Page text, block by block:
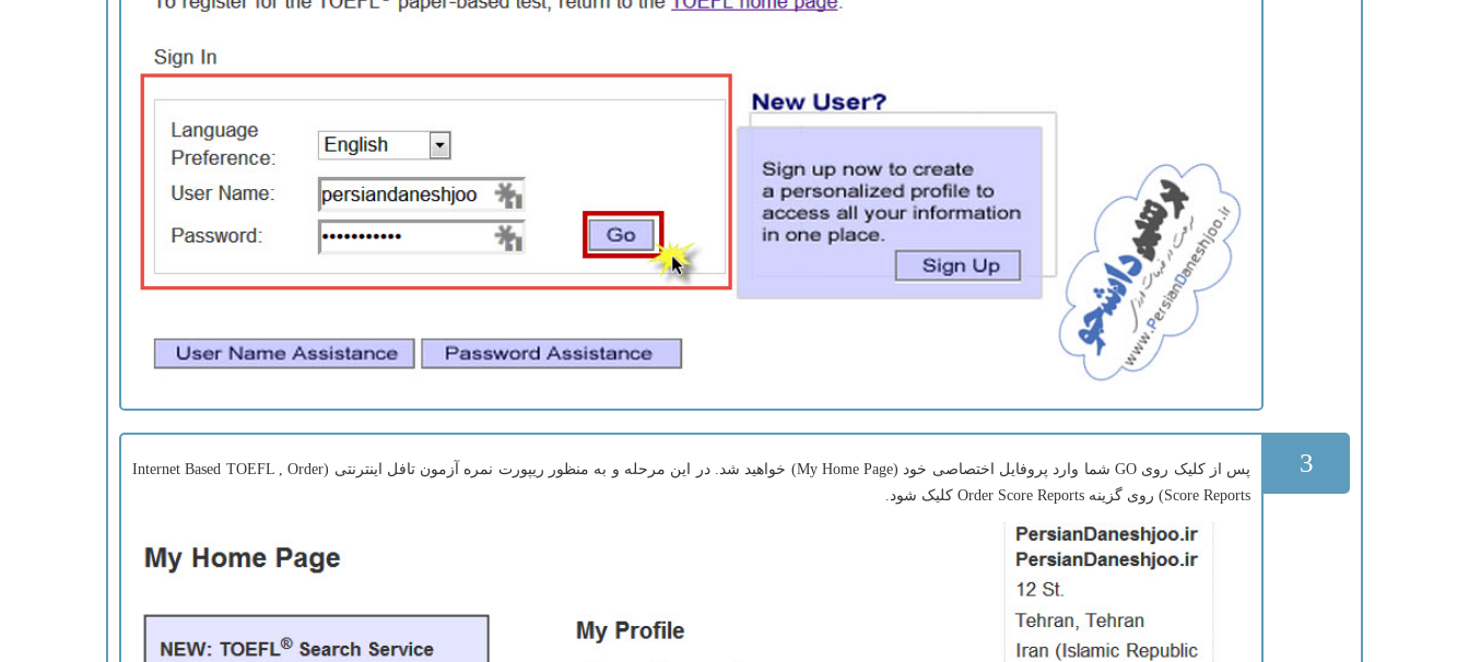
3
پس از کلیک روی GO شما وارد پروفایل اختصاصی خود (My Home Page) خواهید شد. در این مرحله و به منظور ریپورت نمره آزمون تافل اینترنتی (Internet Based TOEFL , Order
Score Reports) روی گزینه Order Score Reports کلیک شود.